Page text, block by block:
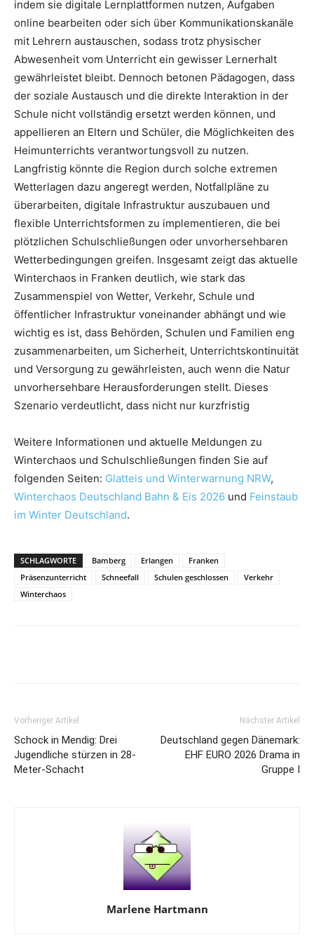
indem sie digitale Lernplattformen nutzen, Aufgaben
online bearbeiten oder sich über Kommunikationskanäle
mit Lehrern austauschen, sodass trotz physischer
Abwesenheit vom Unterricht ein gewisser Lernerhalt
gewährleistet bleibt. Dennoch betonen Pädagogen, dass
der soziale Austausch und die direkte Interaktion in der
Schule nicht vollständig ersetzt werden können, und
appellieren an Eltern und Schüler, die Möglichkeiten des
Heimunterrichts verantwortungsvoll zu nutzen.
Langfristig könnte die Region durch solche extremen
Wetterlagen dazu angeregt werden, Notfallpläne zu
überarbeiten, digitale Infrastruktur auszubauen und
flexible Unterrichtsformen zu implementieren, die bei
plötzlichen Schulschließungen oder unvorhersehbaren
Wetterbedingungen greifen. Insgesamt zeigt das aktuelle
Winterchaos in Franken deutlich, wie stark das
Zusammenspiel von Wetter, Verkehr, Schule und
öffentlicher Infrastruktur voneinander abhängt und wie
wichtig es ist, dass Behörden, Schulen und Familien eng
zusammenarbeiten, um Sicherheit, Unterrichtskontinuität
und Versorgung zu gewährleisten, auch wenn die Natur
unvorhersehbare Herausforderungen stellt. Dieses
Szenario verdeutlicht, dass nicht nur kurzfristig
Weitere Informationen und aktuelle Meldungen zu
Winterchaos und Schulschließungen finden Sie auf
folgenden Seiten: Glatteis und Winterwarnung NRW,
Winterchaos Deutschland Bahn & Eis 2026 und Feinstaub
im Winter Deutschland.
SCHLAGWORTE Bamberg Erlangen
Franken
Präsenzunterricht
Schneefall Schulen geschlossen
Verkehr
Winterchaos
Vorheriger Artikel
Schock in Mendig: Drei
Jugendliche stürzen in 28-
Meter-Schacht
Nächster Artikel
Deutschland gegen Dänemark:
EHF EURO 2026 Drama in
Gruppe I
Marlene Hartmann